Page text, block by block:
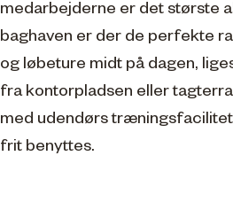
medarbejderne er det største
baghaven er der de perfekte
og løbeture midt på dagen,
fra kontorpladsen eller
med udendørs
frit benyttes.